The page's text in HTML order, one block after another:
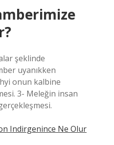
şeklinde
uyanıkken
onun kalbine
3- Meleğin insan
Indirgenince Ne Olur